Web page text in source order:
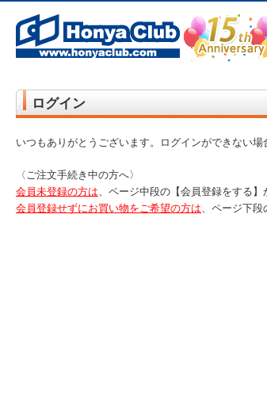
ログイン
いつもありがとうございます。ログインができない場
〈ご注文手続き中の方へ〉
会員未登録の方は、ページ中段の【会員登録をする
会員登録せずにお買い物をご希望の方は、ページ下段